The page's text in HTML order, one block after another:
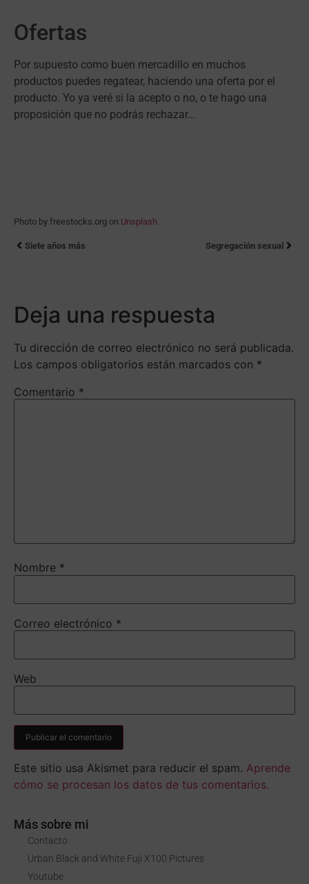
Ofertas
Por supuesto como buen mercadillo en muchos
productos puedes regatear, haciendo una oferta por el
producto. Yo ya veré si la acepto o no, o te hago una
proposición que no podrás rechazar…
Photo by freestocks.org on Unsplash
Siete años más Segregación sexual
Deja una respuesta
Tu dirección de correo electrónico no será publicada.
Los campos obligatorios están marcados con *
Comentario *
Nombre *
Correo electrónico *
Web
Este sitio usa Akismet para reducir el spam. Aprende
cómo se procesan los datos de tus comentarios.
Más sobre mi
Contacto
Urban Black and White Fuji X100 Pictures
Youtube